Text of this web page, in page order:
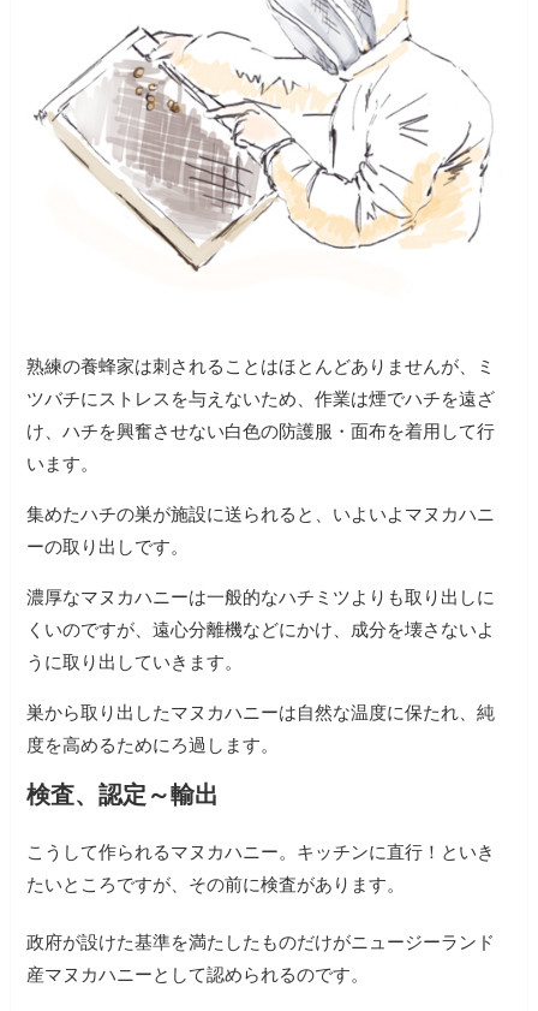
熟練の養蜂家は刺されることはほとんどありませんが、ミ
ツバチにストレスを与えないため、作業は煙でハチを遠ざ
け、ハチを興奮させない白色の防護服・面布を着用して行
います。
集めたハチの巣が施設に送られると、いよいよマヌカハニ
ーの取り出しです。
濃厚なマヌカハニーは一般的なハチミツよりも取り出しに
くいのですが、遠心分離機などにかけ、成分を壊さないよ
うに取り出していきます。
巣から取り出したマヌカハニーは自然な温度に保たれ、純
度を高めるためにろ過します。
検査、認定～輸出
こうして作られるマヌカハニー。キッチンに直行！といき
たいところですが、その前に検査があります。
政府が設けた基準を満たしたものだけがニュージーランド
産マヌカハニーとして認められるのです。